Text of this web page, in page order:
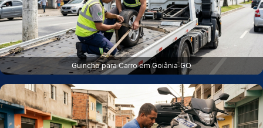
Guincho para Carro em Goiânia‑GO